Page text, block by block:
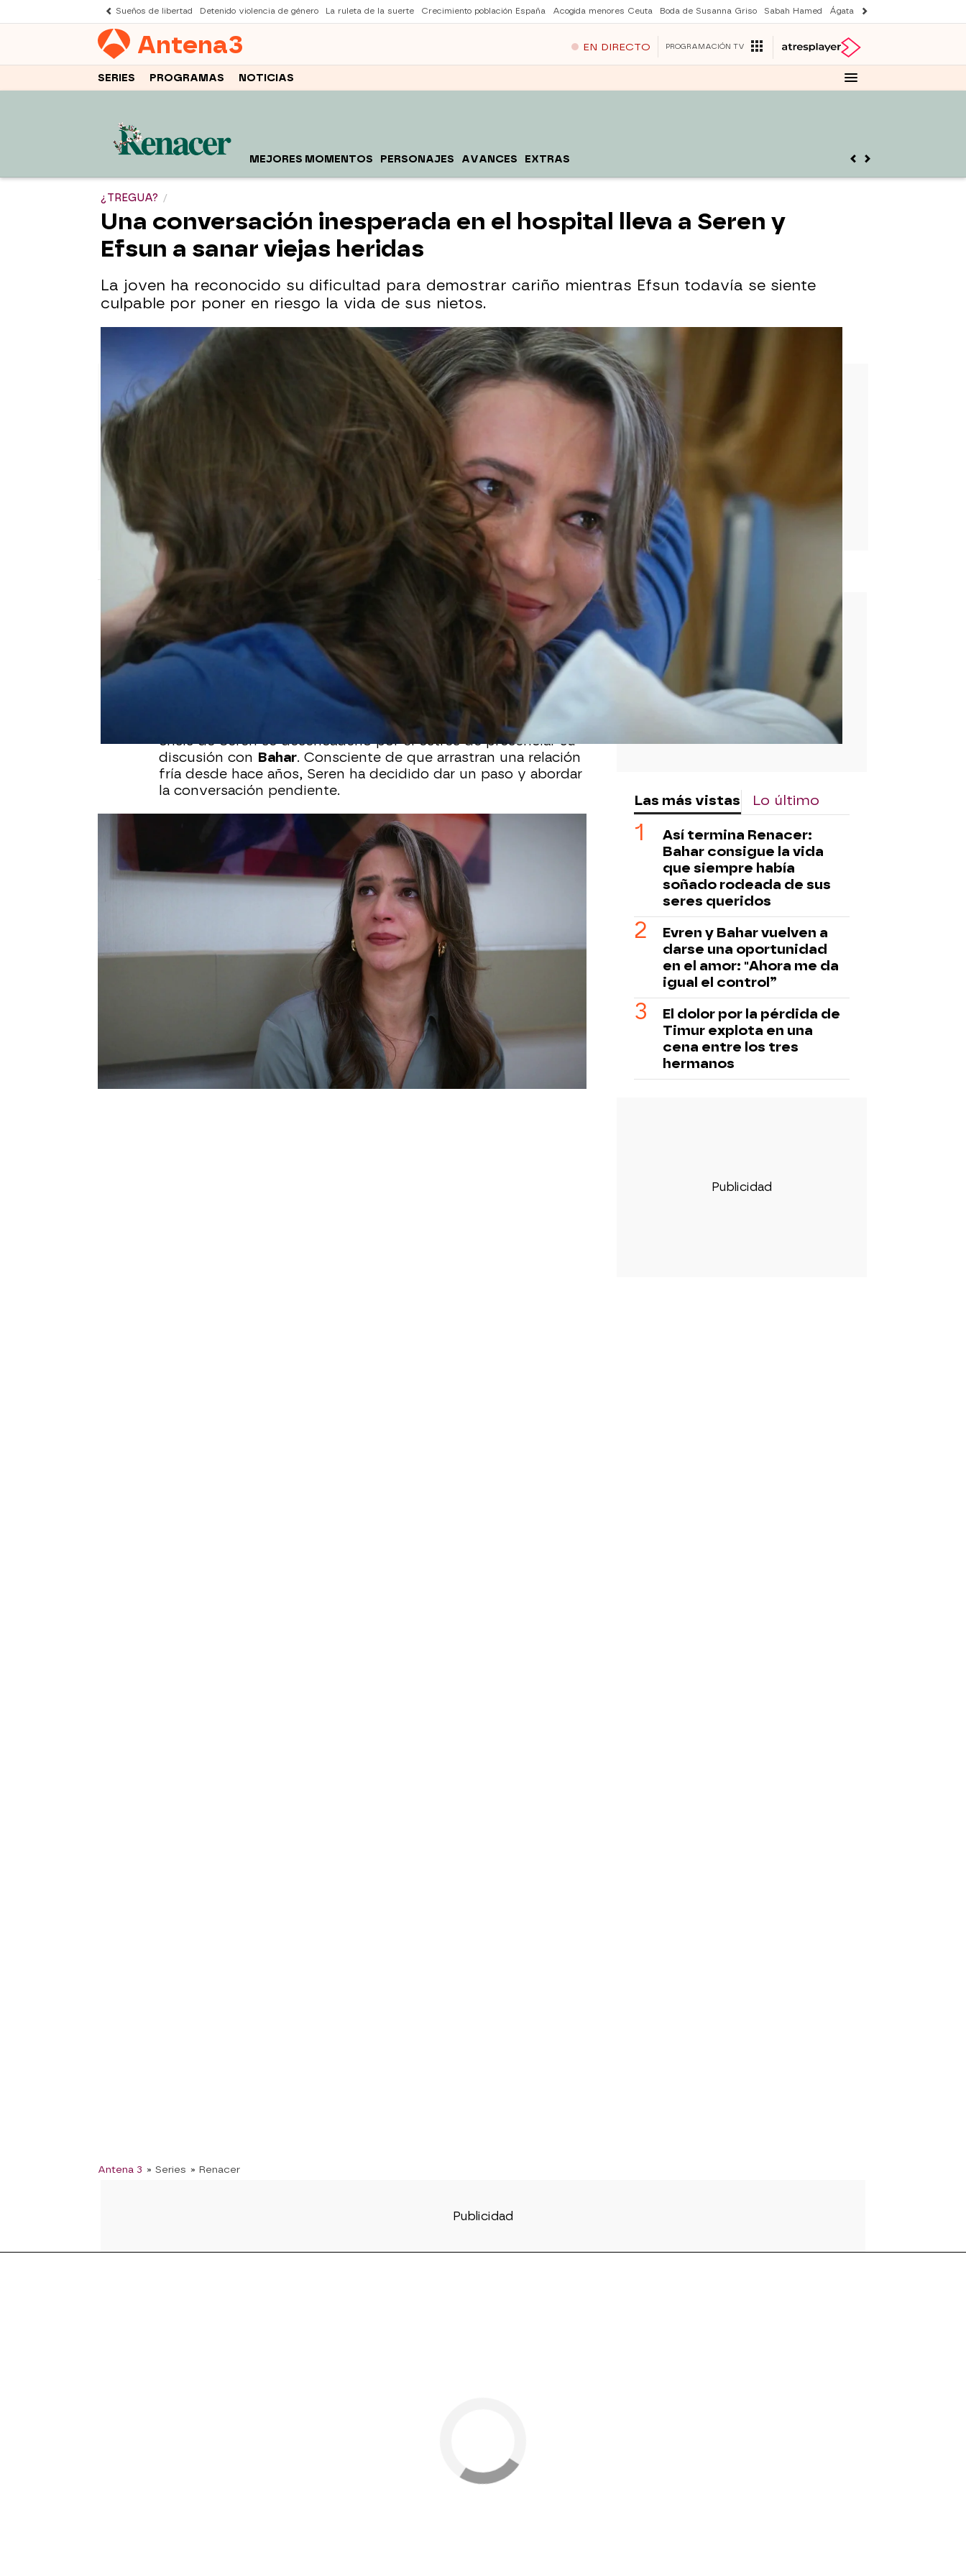
Sueños de libertad Detenido violencia de género La ruleta de la suerte Crecimiento población España Acogida menores Ceuta Boda de Susanna Griso Sabah Hamed Ágata y Lola
Antena3 EN DIRECTO PROGRAMACIÓN TV
SERIES PROGRAMAS NOTICIAS
MEJORES MOMENTOS PERSONAJES AVANCES EXTRAS
¿TREGUA?
Una conversación inesperada en el hospital lleva a Seren y
Efsun a sanar viejas heridas
La joven ha reconocido su dificultad para demostrar cariño mientras Efsun todavía se siente
culpable por poner en riesgo la vida de sus nietos.
Seren rompe aguas antes de tiempo tras el escándalo de su madre: los bebés podrían no sobrevivir
Desirée Castillo | Luiza Cauduro
Publicado: WhatsappFacebook Flipboard
Tras el susto de haber roto aguas antes de lo previsto,
Seren
continúa recuperándose en el hospital. Más tranquila, por fin
ha tenido una charla con su madre.
, por su parte, sigue sintiéndose culpable. Sabe que la
crisis de Seren se desencadenó por el estrés de presenciar su
discusión con Bahar. Consciente de que arrastran una relación
fría desde hace años, Seren ha decidido dar un paso y abordar
la conversación pendiente.
Le ha preguntado por su relación con su abuela, buscando
entender de dónde viene esa incapacidad emocional que
parece heredada. Efsun, incómoda, ha evitado responder
directamente y ha soltado una pulla al ver el vínculo que su
Pero Seren no está dispuesta a seguir soportando reproches.
Le ha recordado que, más allá de su suegra, quien debería
haber estado a su lado es ella.
La tensión se ha roto en ese momento. Efsun, por fin, la ha
abrazado. Por primera vez en mucho tiempo, madre e hija han
abierto su corazón. Aunque la reconciliación no está del todo
cerrada, el primer paso ya está dado.
Antena 3 » Series » Renacer
Las más vistas Lo último
Así termina Renacer:
Bahar consigue la vida
que siempre había
soñado rodeada de sus
seres queridos
Evren y Bahar vuelven a
darse una oportunidad
en el amor: "Ahora me da
igual el control”
El dolor por la pérdida de
Timur explota en una
cena entre los tres
hermanos